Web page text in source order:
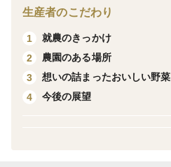
生産者のこだわり
1
就農のきっかけ
2
農園のある場所
3
想いの詰まったおいしい野菜
4
今後の展望